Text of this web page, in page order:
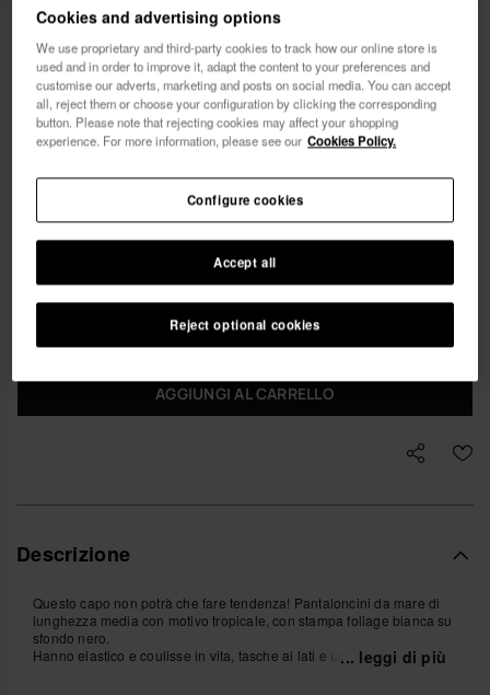
Havaianas Costume Da Bagno Medio
Stampa Tropicale
Spedizione gratuita su tutti i tuoi ordini
xs s m l xl
AGGIUNGI AL CARRELLO
Descrizione
Questo capo non potrà che fare tendenza! Pantaloncini da mare di
lunghezza media con motivo tropicale, con stampa foliage bianca su
sfondo nero.
Hanno elastico e coulisse in vita, tasche ai lati e una tasca sul retro.
... leggi di più
Privacy.
voglio un 10% di sconto
Cookies and advertising options
We use proprietary and third-party cookies to track how our online store is
used and in order to improve it, adapt the content to your preferences and
customise our adverts, marketing and posts on social media. You can accept
all, reject them or choose your configuration by clicking the corresponding
button. Please note that rejecting cookies may affect your shopping
experience. For more information, please see our Cookies Policy.
Reject optional cookies
Accept all
Configure cookies